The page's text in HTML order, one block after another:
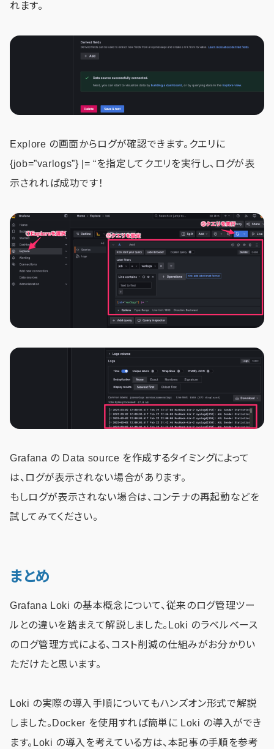
れます。
Explore の画面からログが確認できます。クエリに
{job=”varlogs”} |= “を指定してクエリを実行し、ログが表
示されれば成功です！
Grafana の Data source を作成するタイミングによって
は、ログが表示されない場合があります。
もしログが表示されない場合は、コンテナの再起動などを
試してみてください。
まとめ
Grafana Loki の基本概念について、従来のログ管理ツー
ルとの違いを踏まえて解説しました。Loki のラベルベース
のログ管理方式による、コスト削減の仕組みがお分かりい
ただけたと思います。
Loki の実際の導入手順についてもハンズオン形式で解説
しました。Docker を使用すれば簡単に Loki の導入ができ
ます。Loki の導入を考えている方は、本記事の手順を参考